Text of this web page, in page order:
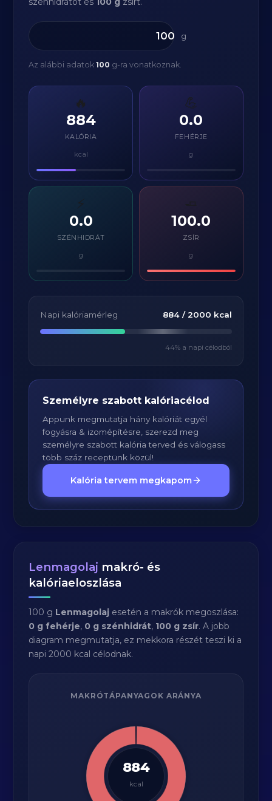
g
Az alábbi adatok100 g-ra vonatkoznak.
🔥
884
KALÓRIA
kcal
💪
0.0
FEHÉRJE
g
⚡
0.0
SZÉNHIDRÁT
g
100.0
ZSÍR
g
Napi kalóriamérleg 884/ 2000 kcal
44% a napi célodból
Személyre szabott kalóriacélod
Appunk megmutatja hány kalóriát egyél
fogyásra & izomépítésre, szerezd meg
személyre szabott kalória terved és válogass
több száz receptünk közül!
Kalória tervem megkapom
Lenmagolaj makró- és
kalóriaeloszlása
100 g Lenmagolaj esetén a makrók megoszlása:
0 g fehérje, 0 g szénhidrát, 100 g zsír. A jobb
diagram megmutatja, ez mekkora részét teszi ki a
napi 2000 kcal célodnak.
MAKRÓTÁPANYAGOK ARÁNYA
884
kcal